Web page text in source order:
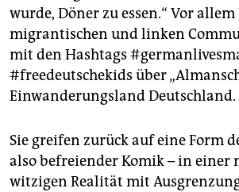
wurde, Döner zu essen.“ Vor
migrantischen und linken
mit den Hashtags
#freedeutschekids über
Einwanderungsland Deutschland.
Sie greifen zurück auf eine Form
also befreiender Komik – in einer
witzigen Realität mit